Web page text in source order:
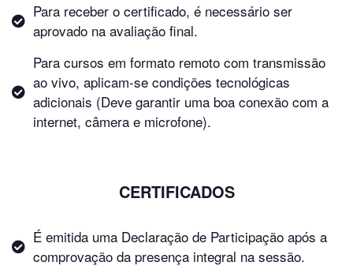
Para receber o certificado, é necessário ser
aprovado na avaliação final.
Para cursos em formato remoto com transmissão
ao vivo, aplicam-se condições tecnológicas
adicionais (Deve garantir uma boa conexão com a
internet, câmera e microfone).
CERTIFICADOS
É emitida uma Declaração de Participação após a
comprovação da presença integral na sessão.